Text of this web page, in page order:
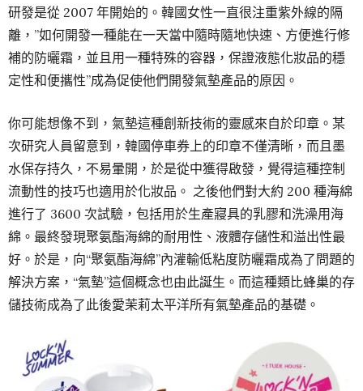
研發是從 2007 年開始的。韓國女性一直很注重紫外線的隔
離，”如何開發一種能在一天當中隨時隨地快速、方便進行修
補的防曬霜，並且用一種特殊的容器，保證液態化妝品的穩
定性和便攜性”成為促使他們開發氣墊產品的原因。
你可能想像不到，氣墊這種創新技術的靈感來自於印章。某
次研究人員留意到，韓國停車券上的印章不僅清晰，而且墨
水保存持久，不易暈開，於是從中獲得啟發，覺得這種控制
流動性的技巧也適用於化妝品。 之後他們對大約 200 種海綿
進行了 3600 次試驗，包括用於生產寢具的乳膠和洗澡用海
綿。最終發現聚氨酯海綿的耐用性、液體存儲性和溢出性最
好。於是，向“聚氨酯海綿”內灌輸低粘度防曬霜成為了問題的
解決方案，“氣墊”這個概念也由此誕生。而這種類比蜂巢的存
儲技術成為了此後愛茉莉太平洋所有氣墊產品的基礎。